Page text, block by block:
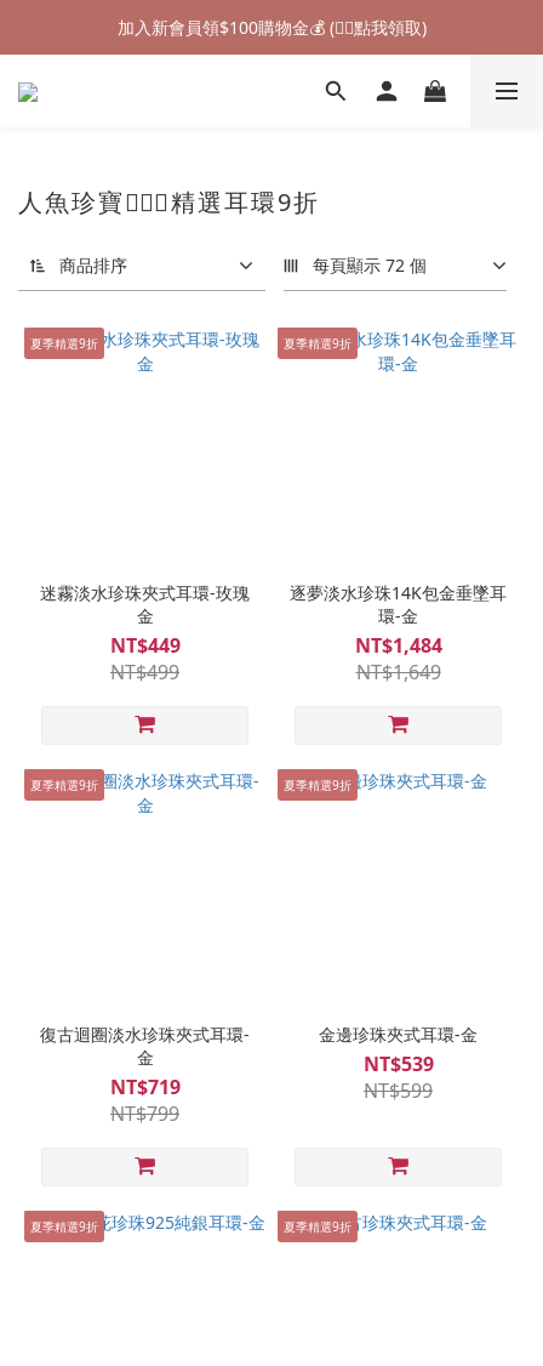
加入新會員領$100購物金💰 (👉🏻點我領取)
加入新會員領$100購物金💰 (👉🏻點我領取)
七夕情人節禮物❤85折起 (👉🏻點我探索)
人魚珍寶🧜🏻‍♀️精選耳環9折
商品排序 每頁顯示 72 個
夏季精選9折
迷霧淡水珍珠夾式耳環-玫瑰
金
NT$449
NT$499
夏季精選9折
逐夢淡水珍珠14K包金垂墜耳
環-金
NT$1,484
NT$1,649
夏季精選9折
復古迴圈淡水珍珠夾式耳環-
金
NT$719
NT$799
夏季精選9折
金邊珍珠夾式耳環-金
NT$539
NT$599
夏季精選9折 夏季精選9折